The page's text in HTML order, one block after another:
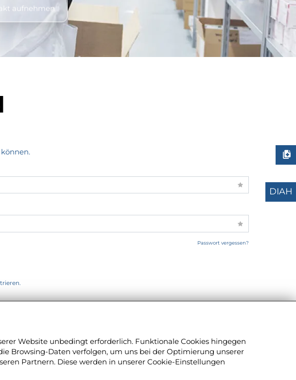
aufnehmen
Passwort vergessen?
RECHTLICHE INFORMATIONEN
Impressum
DIAH
Website unbedingt erforderlich. Funktionale Cookies hingegen
Browsing-Daten verfolgen, um uns bei der Optimierung unserer
Partnern. Diese werden in unserer Cookie-Einstellungen